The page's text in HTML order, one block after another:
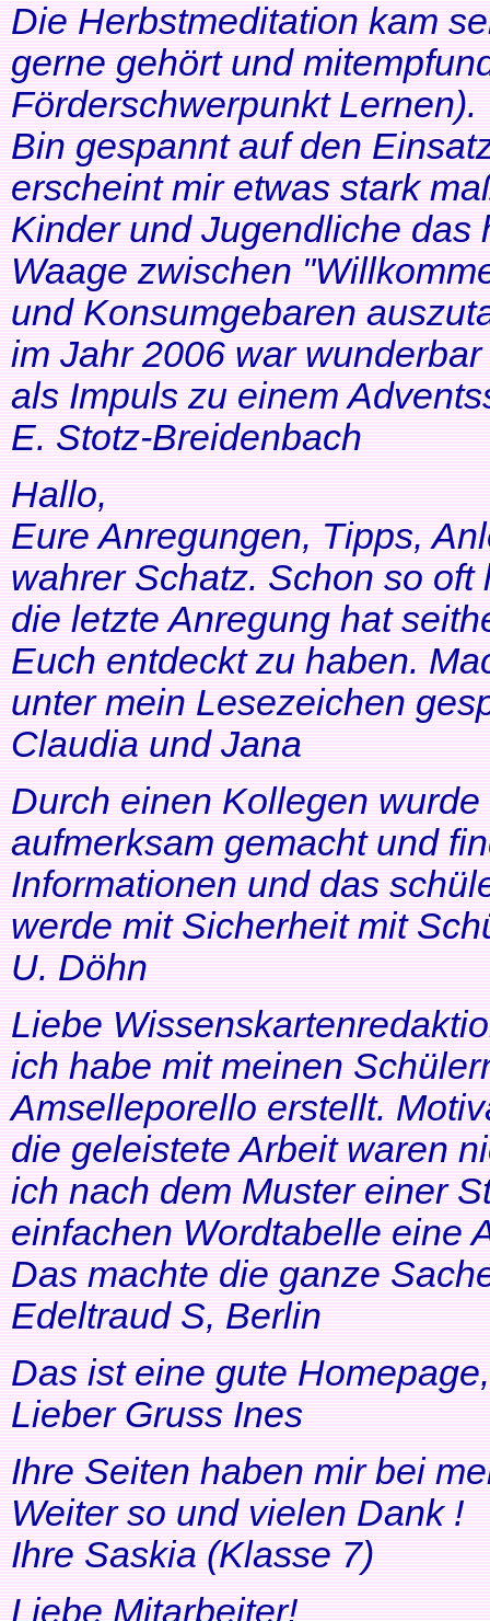
Die Herbstmeditation kam
gerne gehört und
Förderschwerpunkt Lernen).
Bin gespannt auf den
erscheint mir etwas stark
Kinder und Jugendliche das
Waage zwischen
und Konsumgebaren
im Jahr 2006 war
als Impuls zu einem
E. Stotz-Breidenbach
Hallo,
Eure Anregungen, Tipps,
wahrer Schatz. Schon so
die letzte Anregung hat
Euch entdeckt zu haben.
unter mein Lesezeichen
Claudia und Jana
Durch einen Kollegen
aufmerksam gemacht und
Informationen und das
werde mit Sicherheit mit
U. Döhn
Liebe
ich habe mit meinen
Amselleporello erstellt.
die geleistete Arbeit waren
ich nach dem Muster einer
einfachen Wordtabelle eine
Das machte die ganze
Edeltraud S, Berlin
Das ist eine gute
Lieber Gruss Ines
Ihre Seiten haben mir bei
Weiter so und vielen Dank !
Ihre Saskia (Klasse 7)
Liebe Mitarbeiter!